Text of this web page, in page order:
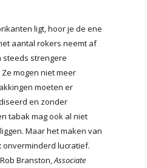
ligt, hoor je de ene
aantal rokers neemt af
steeds strengere
mogen niet meer
moeten er
en zonder
tabak mag ook al niet
Maar het maken van
lucratief.
Branston,Associate